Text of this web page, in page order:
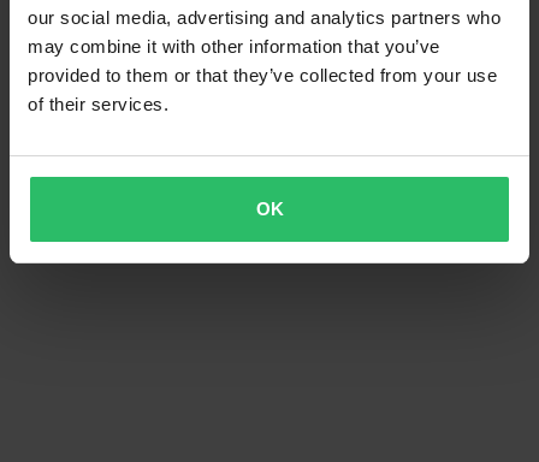
our social media, advertising and analytics partners who
may combine it with other information that you’ve
provided to them or that they’ve collected from your use
of their services.
OK